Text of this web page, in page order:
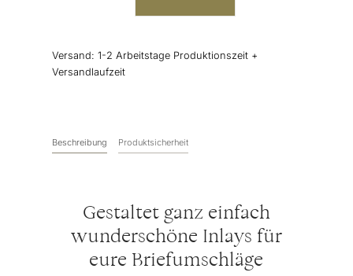
Menge
Versand: 1-2 Arbeitstage Produktionszeit +
Versandlaufzeit
Beschreibung Produktsicherheit
Gestaltet ganz einfach
wunderschöne Inlays für
eure Briefumschläge